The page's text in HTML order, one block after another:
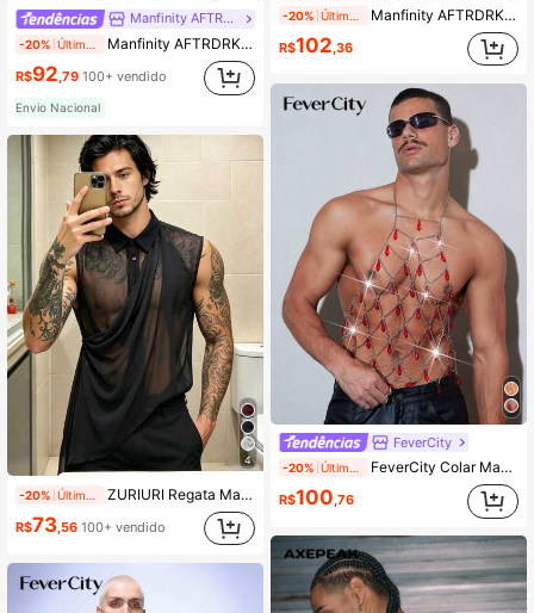
Manfinity AFTRDRK
-20% Manfinity AFTRDRK Camisa Masculina Preta Elegante de Outono, Solta, Cor Sólida Simples, Gola Transpassada, Manga Lanterna, Camisa Casual de Negócios, Presente de Festa para Ele, Formal
R$92,79 100+ vendido
Envio Nacional
4
-20% ZURIURI Regata Masculina Casual de Verão para Férias, Transparente, Sexy e Fashion, Sem Mangas
R$73,56 100+ vendido
-20% Manfinity AFTRDRK Camisa Masculina Elegante com Botões e Manga Longa, Design Texturizado Cintilante, Casual Preto e Branco, Festa de Inverno, Férias, Rave, Estilo de Rua, Formal
R$102,36
FeverCity
-20% FeverCity Colar Masculino com Corrente Brilhante Vazada, Estilo Personalizado
R$100,76